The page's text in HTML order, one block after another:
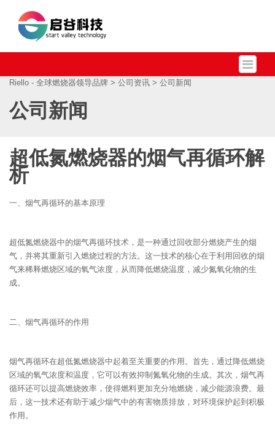
Riello - 全球燃烧器领导品牌 > 公司资讯 > 公司新闻
公司新闻
超低氮燃烧器的烟气再循环解
析
一、烟气再循环的基本原理
超低氮燃烧器中的烟气再循环技术，是一种通过回收部分燃烧产生的烟
气，并将其重新引入燃烧过程的方法。这一技术的核心在于利用回收的烟
气来稀释燃烧区域的氧气浓度，从而降低燃烧温度，减少氮氧化物的生
成。
二、烟气再循环的作用
烟气再循环在超低氮燃烧器中起着至关重要的作用。首先，通过降低燃烧
区域的氧气浓度和温度，它可以有效抑制氮氧化物的生成。其次，烟气再
循环还可以提高燃烧效率，使得燃料更加充分地燃烧，减少能源浪费。最
后，这一技术还有助于减少烟气中的有害物质排放，对环境保护起到积极
作用。